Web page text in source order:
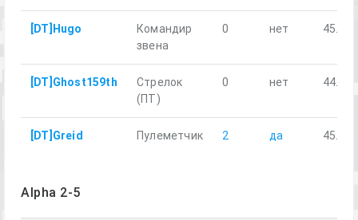
[DT]Hugo
Командир
звена
0 нет 45.09
[DT]Ghost159th
Стрелок
(ПТ)
0 нет 44.40
[DT]Greid Пулеметчик 2 да 45.20
Alpha 2-5